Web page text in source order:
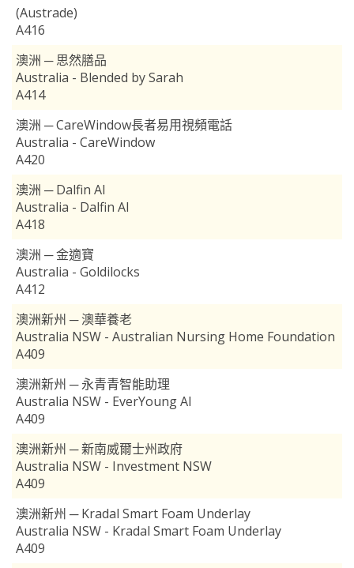
(Austrade)
A416
澳洲 ─ 思然膳品
Australia - Blended by Sarah
A414
澳洲 ─ CareWindow長者易用視頻電話
Australia - CareWindow
A420
澳洲 ─ Dalfin AI
Australia - Dalfin AI
A418
澳洲 ─ 金適寶
Australia - Goldilocks
A412
澳洲新州 ─ 澳華養老
Australia NSW - Australian Nursing Home Foundation
A409
澳洲新州 ─ 永青青智能助理
Australia NSW - EverYoung AI
A409
澳洲新州 ─ 新南威爾士州政府
Australia NSW - Investment NSW
A409
澳洲新州 ─ Kradal Smart Foam Underlay
Australia NSW - Kradal Smart Foam Underlay
A409